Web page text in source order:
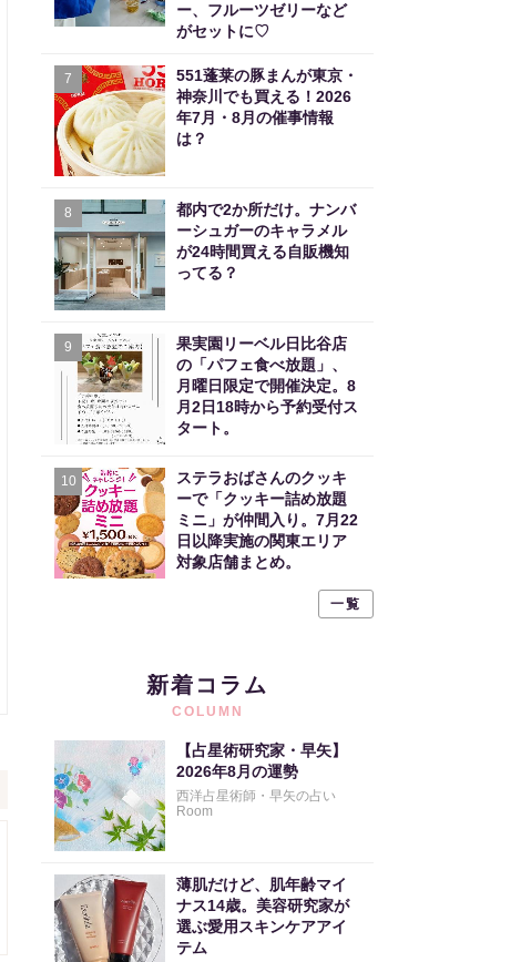
ー、フルーツゼリーなど
がセットに♡
7
551蓬莱の豚まんが東京・
神奈川でも買える！2026
年7月・8月の催事情報
は？
8
都内で2か所だけ。ナンバ
ーシュガーのキャラメル
が24時間買える自販機知
ってる？
9
果実園リーベル日比谷店
の「パフェ食べ放題」、
月曜日限定で開催決定。8
月2日18時から予約受付ス
タート。
10
ステラおばさんのクッキ
ーで「クッキー詰め放題
ミニ」が仲間入り。7月22
日以降実施の関東エリア
対象店舗まとめ。
一覧
新着コラム
COLUMN
【占星術研究家・早矢】
2026年8月の運勢
西洋占星術師・早矢の占い
Room
薄肌だけど、肌年齢マイ
ナス14歳。美容研究家が
選ぶ愛用スキンケアアイ
テム